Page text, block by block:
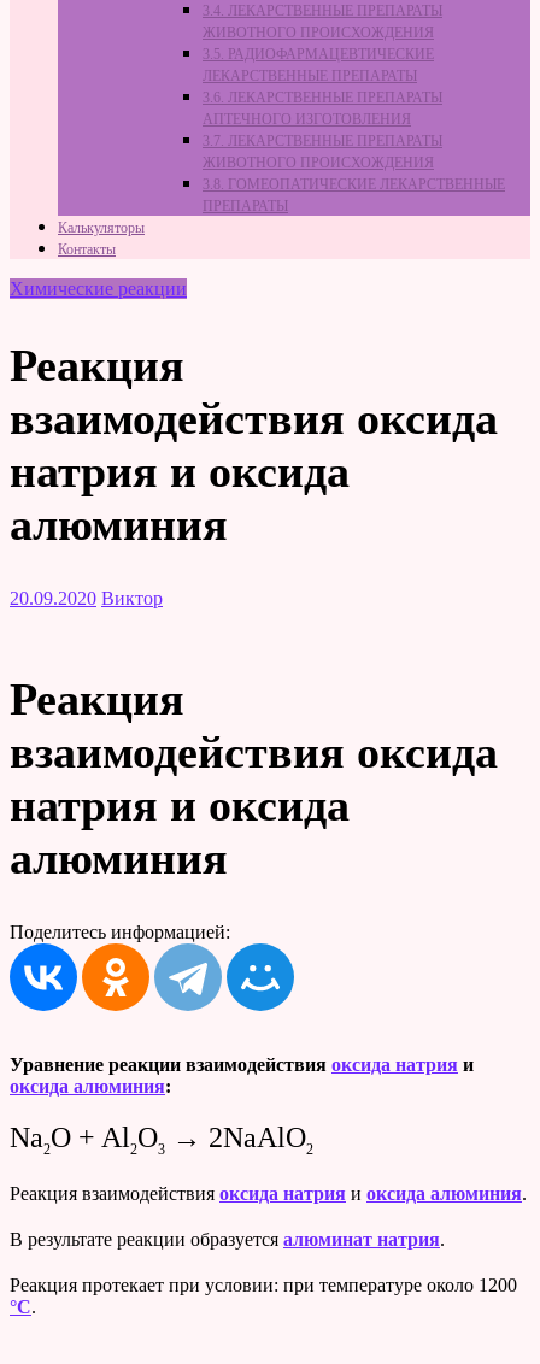
3.4. ЛЕКАРСТВЕННЫЕ ПРЕПАРАТЫ
ЖИВОТНОГО ПРОИСХОЖДЕНИЯ
3.5. РАДИОФАРМАЦЕВТИЧЕСКИЕ
ЛЕКАРСТВЕННЫЕ ПРЕПАРАТЫ
3.6. ЛЕКАРСТВЕННЫЕ ПРЕПАРАТЫ
АПТЕЧНОГО ИЗГОТОВЛЕНИЯ
3.7. ЛЕКАРСТВЕННЫЕ ПРЕПАРАТЫ
ЖИВОТНОГО ПРОИСХОЖДЕНИЯ
3.8. ГОМЕОПАТИЧЕСКИЕ ЛЕКАРСТВЕННЫЕ
ПРЕПАРАТЫ
Калькуляторы
Контакты
Химические реакции
Реакция
взаимодействия оксида
натрия и оксида
алюминия
20.09.2020 Виктор
Реакция
взаимодействия оксида
натрия и оксида
алюминия
Поделитесь информацией:
Уравнение реакции взаимодействия оксида натрия и
оксида алюминия:
Na2O + Al 2O3 → 2NaAlO2
Реакция взаимодействия оксида натрия и оксида алюминия.
В результате реакции образуется алюминат натрия.
Реакция протекает при условии: при температуре около 1200
°C.